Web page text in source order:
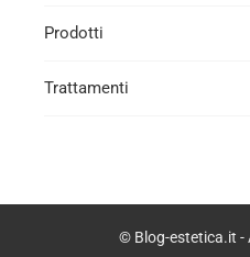
Prodotti
Trattamenti
© Blog-estetica.it -